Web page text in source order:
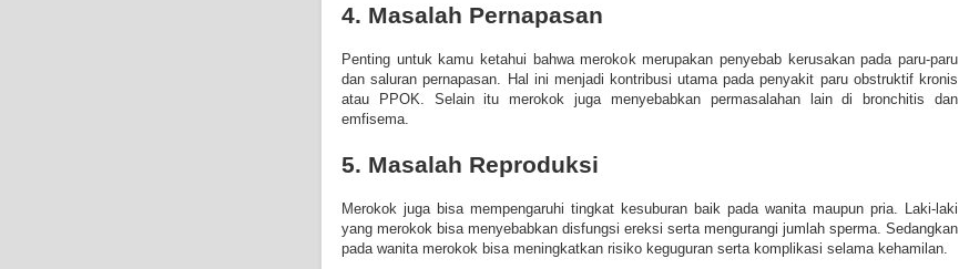
4. Masalah Pernapasan
Penting untuk kamu ketahui bahwa merokok merupakan penyebab kerusakan pada paru-paru
dan saluran pernapasan. Hal ini menjadi kontribusi utama pada penyakit paru obstruktif kronis
atau PPOK. Selain itu merokok juga menyebabkan permasalahan lain di bronchitis dan
emfisema.
5. Masalah Reproduksi
Merokok juga bisa mempengaruhi tingkat kesuburan baik pada wanita maupun pria. Laki-laki
yang merokok bisa menyebabkan disfungsi ereksi serta mengurangi jumlah sperma. Sedangkan
pada wanita merokok bisa meningkatkan risiko keguguran serta komplikasi selama kehamilan.